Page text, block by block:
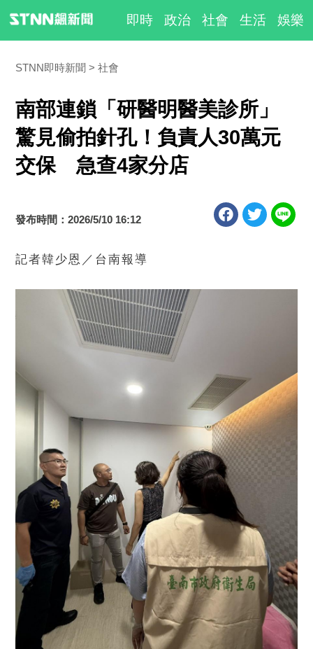
即時 政治 社會 生活 娛樂
STNN即時新聞 社會
南部連鎖「研醫明醫美診所」
驚見偷拍針孔！負責人30萬元
交保 急查4家分店
發布時間：2026/5/10 16:12
記者韓少恩／台南報導